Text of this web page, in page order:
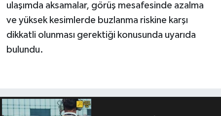
ulaşımda aksamalar, görüş mesafesinde azalma
ve yüksek kesimlerde buzlanma riskine karşı
dikkatli olunması gerektiği konusunda uyarıda
bulundu.